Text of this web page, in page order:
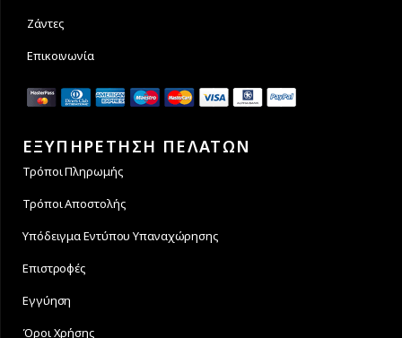
Ζάντες
Επικοινωνία
ΕΞΥΠΗΡΕΤΗΣΗ ΠΕΛΑΤΩΝ
Τρόποι Πληρωμής
Τρόποι Αποστολής
Υπόδειγμα Εντύπου Υπαναχώρησης
Επιστροφές
Εγγύηση
Όροι Χρήσης